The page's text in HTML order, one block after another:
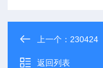
上一个： 230424
返回列表